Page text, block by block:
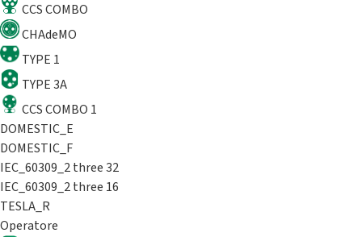
CCS COMBO
CHAdeMO
TYPE 1
TYPE 3A
CCS COMBO 1
DOMESTIC_E
DOMESTIC_F
IEC_60309_2 three 32
IEC_60309_2 three 16
TESLA_R
Operatore